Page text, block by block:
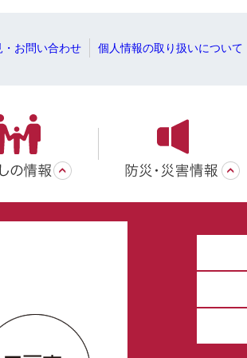
・お問い合わせ 個人情報の取り扱いについて